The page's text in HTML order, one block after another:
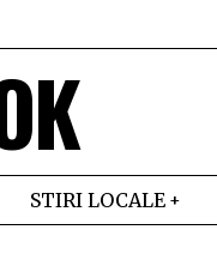
STIRI LOCALE